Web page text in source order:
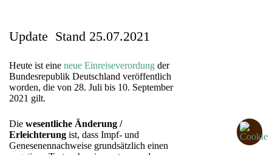
Update Stand 25.07.2021
Heute ist eine neue Einreiseverordung der
Bundesrepublik Deutschland veröffentlich
worden, die von 28. Juli bis 10. September
2021 gilt.
Die wesentliche Änderung /
Erleichterung ist, dass Impf- und
Genesenennachweise grundsätzlich einen